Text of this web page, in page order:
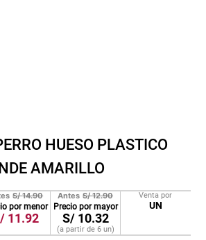
HUESO PLASTICO
AMARILLO
S/14.90
por menor
11.92
Antes S/12.90
Precio por mayor
S/ 10.32
(a partir de 6 un)
Venta por
UN